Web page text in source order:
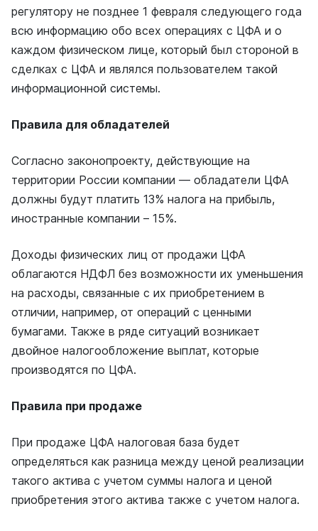
регулятору не позднее 1 февраля следующего года
всю информацию обо всех операциях с ЦФА и о
каждом физическом лице, который был стороной в
сделках с ЦФА и являлся пользователем такой
информационной системы.
Правила для обладателей
Согласно законопроекту, действующие на
территории России компании — обладатели ЦФА
должны будут платить 13% налога на прибыль,
иностранные компании – 15%.
Доходы физических лиц от продажи ЦФА
облагаются НДФЛ без возможности их уменьшения
на расходы, связанные с их приобретением в
отличии, например, от операций с ценными
бумагами. Также в ряде ситуаций возникает
двойное налогообложение выплат, которые
производятся по ЦФА.
Правила при продаже
При продаже ЦФА налоговая база будет
определяться как разница между ценой реализации
такого актива с учетом суммы налога и ценой
приобретения этого актива также с учетом налога.